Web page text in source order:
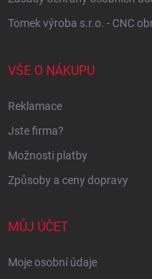
Tomek výroba s.r.o. - CNC
VŠE O NÁKUPU
Reklamace
Jste firma?
Možnosti platby
Způsoby a ceny dopravy
MŮJ ÚČET
Moje osobní údaje